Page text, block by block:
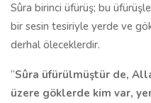
Sûra birinci üfürüş; bu
bir sesin tesiriyle yerde ve
derhal öleceklerdir.
“Sûra üfürülmüştür de,
üzere göklerde kim var,